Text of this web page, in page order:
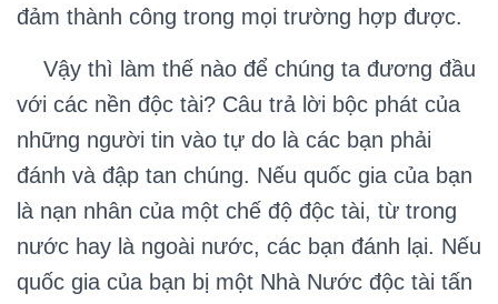
đảm thành công trong mọi trường hợp được.
Vậy thì làm thế nào để chúng ta đương đầu
với các nền độc tài? Câu trả lời bộc phát của
những người tin vào tự do là các bạn phải
đánh và đập tan chúng. Nếu quốc gia của bạn
là nạn nhân của một chế độ độc tài, từ trong
nước hay là ngoài nước, các bạn đánh lại. Nếu
quốc gia của bạn bị một Nhà Nước độc tài tấn